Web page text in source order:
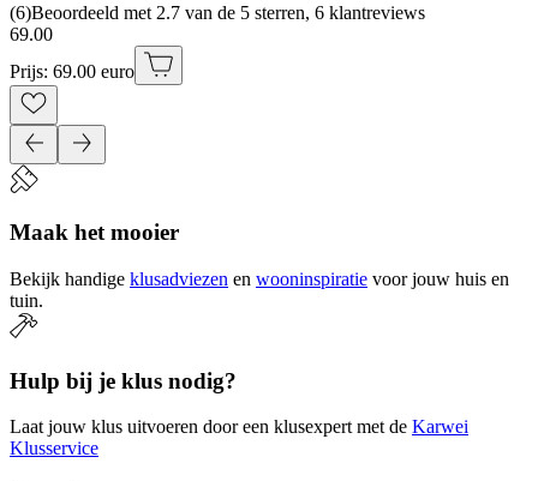
(6)Beoordeeld met 2.7 van de 5 sterren, 6 klantreviews
69.00
Prijs: 69.00 euro
Maak het mooier
Bekijk handige klusadviezen en wooninspiratie voor jouw huis en
tuin.
Hulp bij je klus nodig?
Laat jouw klus uitvoeren door een klusexpert met de Karwei
Klusservice